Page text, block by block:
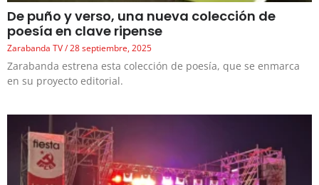
De puño y verso, una nueva colección de
poesía en clave ripense
Zarabanda TV 28 septiembre, 2025
Zarabanda estrena esta colección de poesía, que se enmarca
en su proyecto editorial.